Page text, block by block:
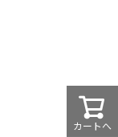
カートへ